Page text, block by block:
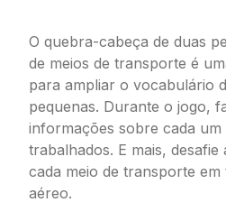
O quebra-cabeça de duas
de meios de transporte é
para ampliar o vocabulário
pequenas. Durante o jogo,
informações sobre cada um
trabalhados. E mais,
cada meio de transporte
aéreo.